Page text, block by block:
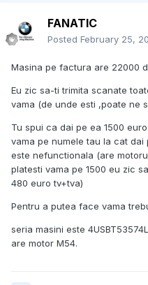
FANATIC
Posted February 25,
Masina pe factura are 22000
Eu zic sa-ti trimita scanate
vama (de unde esti ,poate ne
Tu spui ca dai pe ea 1500
vama pe numele tau la cat dai
este nefunctionala (are
platesti vama pe 1500 eu zic
480 euro tv+tva)
Pentru a putea face vama
seria masini este
are motor M54.